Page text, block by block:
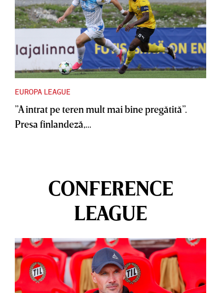
EUROPA LEAGUE
”A intrat pe teren mult mai bine pregătită”.
Presa finlandeză,...
CONFERENCE
LEAGUE